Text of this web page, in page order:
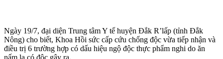
Ngày 19/7, đại diện Trung tâm Y tế huyện Đắk R’lấp (tỉnh Đắk
Nông) cho biết, Khoa Hồi sức cấp cứu chống độc vừa tiếp nhận và
điều trị 6 trường hợp có dấu hiệu ngộ độc thực phẩm nghi do ăn
nấm lạ có độc gây ra.